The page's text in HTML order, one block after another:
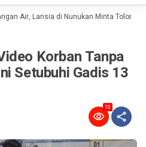
Air, Lansia di Nunukan Minta Tolong
Korban Tanpa
Setubuhi Gadis 13
10